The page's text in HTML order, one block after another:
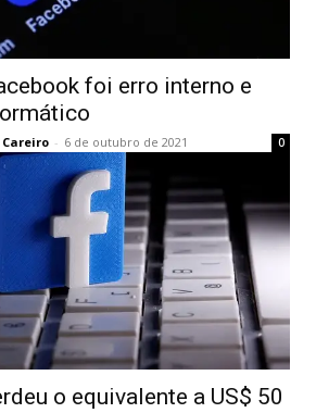
foi erro interno e
- 6 de outubro de 2021 0
o equivalente a US$ 50